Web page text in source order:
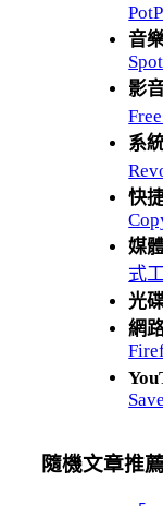
音
影
系
快
媒
式
光
網
隨機文章推